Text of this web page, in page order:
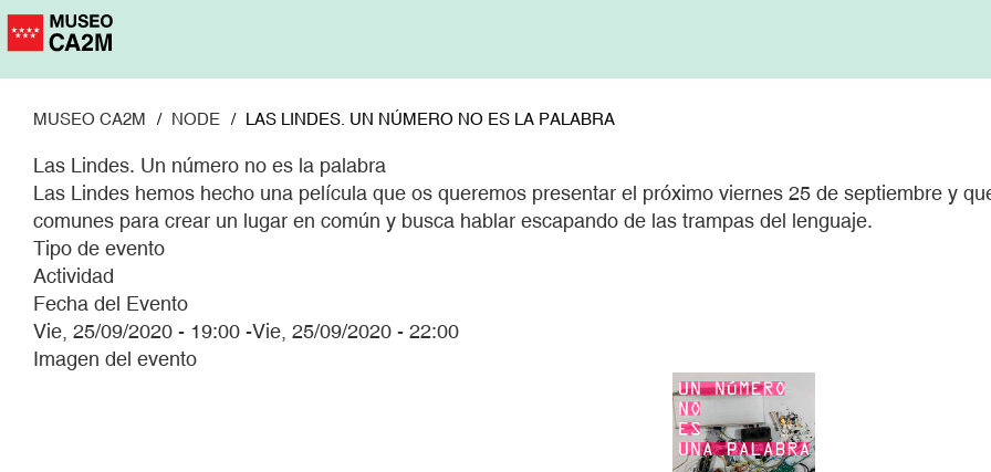
Pasar
MUSEO CA2M NODE LAS LINDES. UN NÚMERO NO ES LA PALABRA
Las Lindes. Un número no es la palabra
Las Lindes hemos hecho una película que os queremos presentar el próximo viernes 25 de septiembre y
comunes para crear un lugar en común y busca hablar escapando de las trampas del lenguaje.
Tipo de evento
Actividad
Fecha del Evento
Vie, 25/09/2020 - 19:00 -Vie, 25/09/2020 - 22:00
Imagen del evento